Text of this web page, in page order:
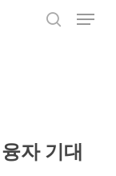
Menu
자 기대